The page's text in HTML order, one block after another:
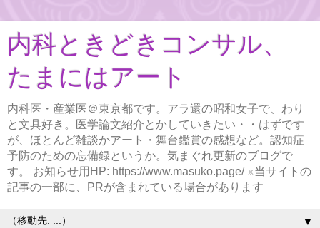
内科ときどきコンサル、
たまにはアート
内科医・産業医＠東京都です。アラ還の昭和女子で、わり
と文具好き。医学論文紹介とかしていきたい・・はずです
が、ほとんど雑談かアート・舞台鑑賞の感想など。認知症
予防のための忘備録というか。気まぐれ更新のブログで
す。 お知らせ用HP: https://www.masuko.page/ ※当サイトの
記事の一部に、PRが含まれている場合があります
▼